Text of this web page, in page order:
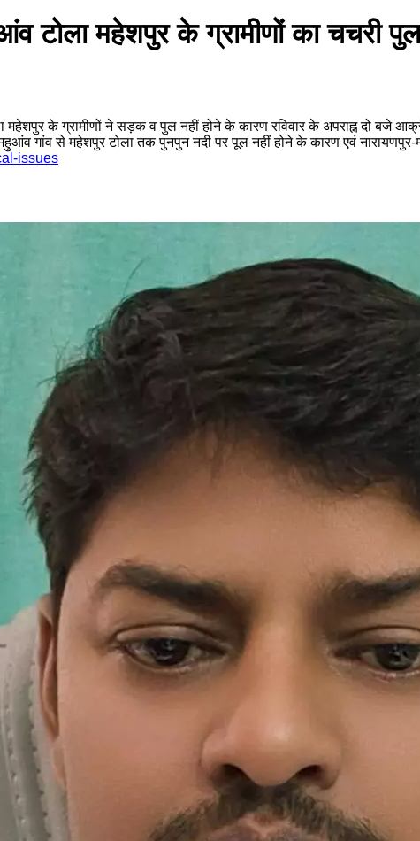
टोला महेशपुर के ग्रामीणों का चचरी
के ग्रामीणों ने सड़क व पुल नहीं होने के कारण रविवार के अपराह्न दो बजे
गांव से महेशपुर टोला तक पुनपुन नदी पर पूल नहीं होने के कारण एवं
issues